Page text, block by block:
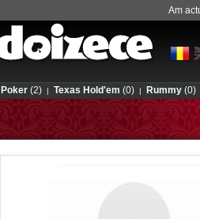
Am
Poker (2) | Texas Hold'em (0) | Rummy (0)